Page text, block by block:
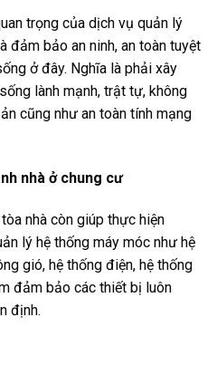
trọng của dịch vụ quản lý
đảm bảo an ninh, an toàn tuyệt
ở đây. Nghĩa là phải xây
lành mạnh, trật tự, không
cũng như an toàn tính mạng
nhà ở chung cư
nhà còn giúp thực hiện
lý hệ thống máy móc như hệ
gió, hệ thống điện, hệ thống
đảm bảo các thiết bị luôn
định.